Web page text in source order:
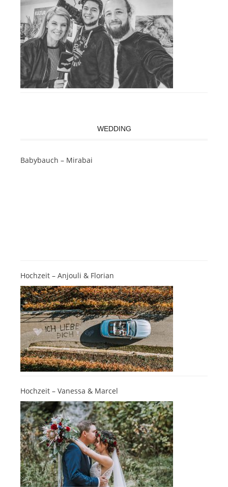
WEDDING
Babybauch – Mirabai
Hochzeit – Anjouli & Florian
Hochzeit – Vanessa & Marcel